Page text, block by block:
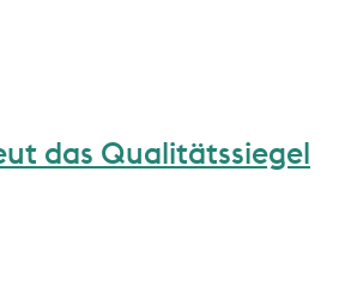
das Qualitätssiegel